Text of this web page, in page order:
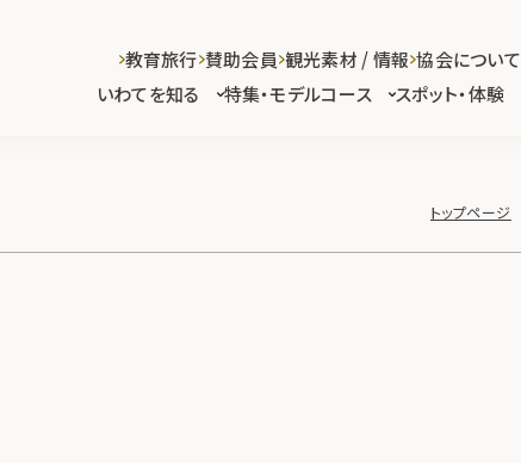
いわてを知る 特集・モデルコース スポット・体験
教育旅行 賛助会員 観光素材 / 情報 協会について
トップページ